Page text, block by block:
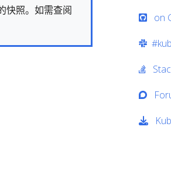
快照。如需查阅
on